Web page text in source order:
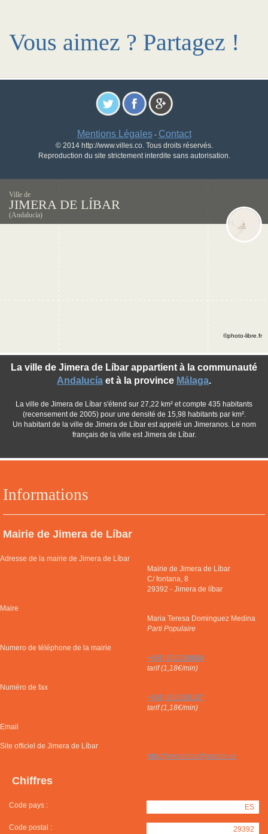
Vous aimez ? Partagez !
Mentions Légales- Contact
© 2014 http://www.villes.co. Tous droits réservés.
Reproduction du site strictement interdite sans autorisation.
Ville de
JIMERA DE LÍBAR
(Andalucía)
Informations
Mairie de Jimera de Líbar
Adresse de la mairie de Jimera de Líbar
Mairie de Jimera de Líbar
C/ fontana, 8
29392 -Jimera de líbar
Maire
Maria Teresa Dominguez Medina
Parti Populaire
Numero de téléphone de la mairie
+(34) 952180004
tarif (1,18€/min)
Numéro de fax
+(34) 952180107
tarif (1,18€/min)
Email
Site officiel de Jimera de Líbar
http://jimeralibar@sopde.es
Chiffres
Code pays : ES
Code postal : 29392
La ville de Jimera de Líbar appartient à la communauté
Andalucía et à la province Málaga.
La ville de Jimera de Líbar s'étend sur 27,22 km² et compte 435 habitants
(recensement de 2005) pour une densité de 15,98 habitants par km².
Un habitant de la ville de Jimera de Líbar est appelé un Jimeranos. Le nom
français de la ville est Jimera de Líbar.
©photo-libre.fr